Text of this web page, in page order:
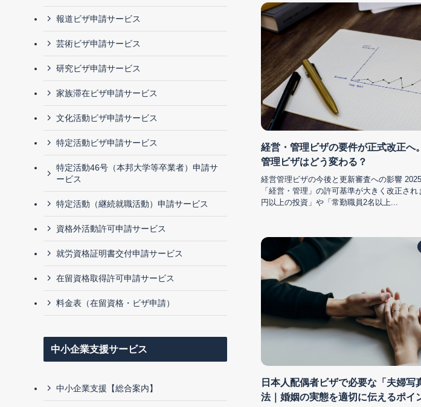
経営・管理ビザの要件が正式改正へ
管理ビザはどう変わる？
経営管理ビザの今後と更新審査への影響
「経営・管理」の許可基準が大きく改正さ
円以上の投資」や「常勤職員2名以上...
日本人配偶者ビザで必要な「夫婦写
法｜婚姻の実態を適切に伝えるポイ
報道ビザ申請サービス
芸術ビザ申請サービス
研究ビザ申請サービス
家族滞在ビザ申請サービス
文化活動ビザ申請サービス
特定活動ビザ申請サービス
特定活動46号（本邦大学等卒業者）申請サ
ービス
特定活動（継続就職活動）申請サービス
資格外活動許可申請サービス
就労資格証明書交付申請サービス
在留資格取得許可申請サービス
料金表（在留資格・ビザ申請）
中小企業支援サービス
中小企業支援【総合案内】